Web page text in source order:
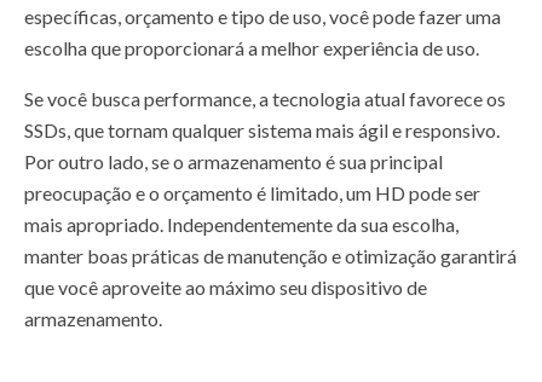
específicas, orçamento e tipo de uso, você pode fazer uma
escolha que proporcionará a melhor experiência de uso.
Se você busca performance, a tecnologia atual favorece os
SSDs, que tornam qualquer sistema mais ágil e responsivo.
Por outro lado, se o armazenamento é sua principal
preocupação e o orçamento é limitado, um HD pode ser
mais apropriado. Independentemente da sua escolha,
manter boas práticas de manutenção e otimização garantirá
que você aproveite ao máximo seu dispositivo de
armazenamento.